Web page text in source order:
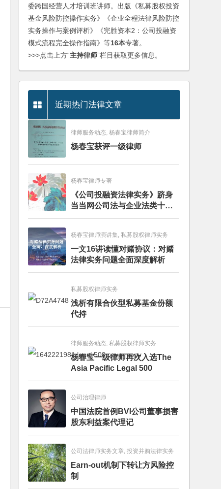
委跨国经营人才培训班讲师。出版《私募股权投资
基金风险防控操作实务》《企业全程法律风险防控
实务操作与案例评析》《完胜资本2：公司投融资
模式流程完全操作指南》等16本专著。
>>>点击上方“主持律师”栏目获取更多信息。
近期热门法律文章
律师服务动态, 杨春宝律师简介
杨春宝获评一级律师
杨春宝律师专著
《公司投融资法律实务》跻身
当当网公司法与企业法类十大
畅销图书榜
杨春宝律师演讲集, 私募股权律师实务
一文16讲读懂对赌协议：对赌
法律实务问题全面深度解析
私募股权律师实务
浅析有限合伙型私募基金份额
代持
律师服务动态, 私募股权律师实务
杨春宝一级律师再次入选The
Asia Pacific Legal 500
公司治理律师
中国法院首例BVI公司董事损害
股东利益案代理记
公司法律师实务文章, 投资并购法律实务
Earn-out机制下转让方风险控
制